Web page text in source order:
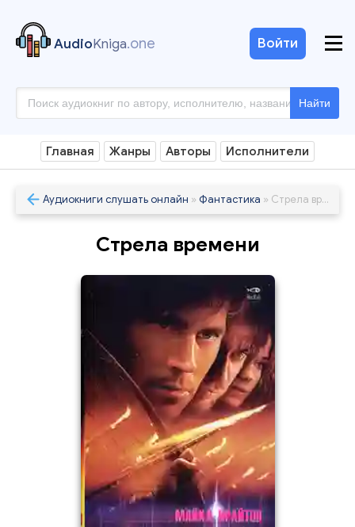
AudioKniga.one
Найти
Войти
Главная Жанры Авторы Исполнители
Аудиокниги слушать онлайн » Фантастика » Стрела времени
Стрела времени